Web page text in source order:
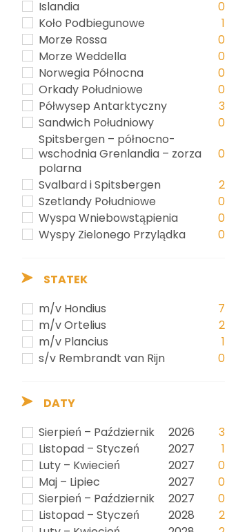
Islandia
0
Koło Podbiegunowe
1
Morze Rossa
0
Morze Weddella
0
Norwegia Północna
0
Orkady Południowe
0
Półwysep Antarktyczny
3
Sandwich Południowy
0
Spitsbergen – północno-
wschodnia Grenlandia – zorza
polarna
0
Svalbard i Spitsbergen
2
Szetlandy Południowe
0
Wyspa Wniebowstąpienia
0
Wyspy Zielonego Przylądka
0
STATEK
m/v Hondius
7
m/v Ortelius
2
m/v Plancius
1
s/v Rembrandt van Rijn
0
DATY
Sierpień – Październik
2026
3
Listopad – Styczeń
2027
1
Luty – Kwiecień
2027
0
Maj – Lipiec
2027
0
Sierpień – Październik
2027
0
Listopad – Styczeń
2028
2